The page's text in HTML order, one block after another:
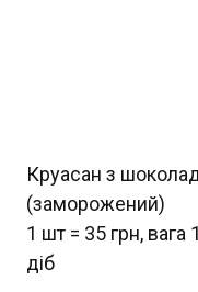
Круасан з
(заморожений)
1 шт = 35 грн, вага
діб